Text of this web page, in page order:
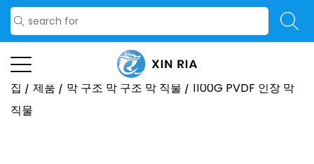
집 / 제품 / 막 구조 막 구조 막 직물 / 1100G PVDF 인장 막
직물